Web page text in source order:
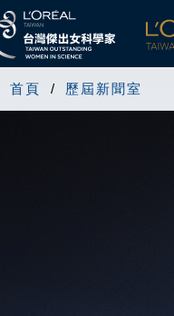
首頁 歷屆新聞室